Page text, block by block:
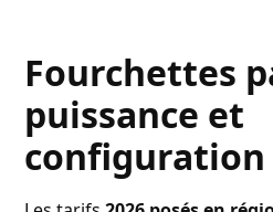
Fourchettes
puissance et
configuration